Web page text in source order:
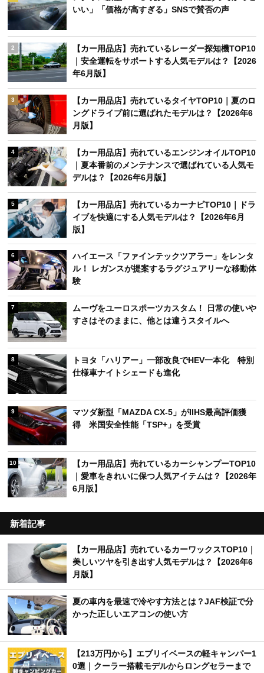
いい」「価格が高すぎる」SNSで賛否の声
2
【カー用品店】売れているレーダー探知機TOP10
｜安全運転をサポートする人気モデルは？【2026
年6月版】
3
【カー用品店】売れているタイヤTOP10｜夏のロ
ングドライブ前に選ばれたモデルは？【2026年6
月版】
4
【カー用品店】売れているエンジンオイルTOP10
｜夏本番前のメンテナンスで選ばれている人気モ
デルは？【2026年6月版】
5
【カー用品店】売れているカーナビTOP10｜ドラ
イブを快適にする人気モデルは？【2026年6月
版】
6
ハイエース「ファインテックツアラー」をレンタ
ル！ レガンスが提案するラグジュアリーな移動体
験
7
ムーヴをユーロスポーツカスタム！ 日常の使いや
すさはそのままに、他とは違うスタイルへ
8
トヨタ「ハリアー」一部改良でHEV一本化 特別
仕様車ナイトシェードも進化
9
マツダ新型「MAZDA CX-5」がIIHS最高評価獲
得 米国安全性能「TSP+」を受賞
10
【カー用品店】売れているカーシャンプーTOP10
｜愛車をきれいに保つ人気アイテムは？【2026年
6月版】
新着記事
【カー用品店】売れているカーワックスTOP10｜
美しいツヤを引き出す人気モデルは？【2026年6
月版】
夏の車内を最速で冷やす方法とは？JAF検証で分
かった正しいエアコンの使い方
【213万円から】エブリイベースの軽キャンパー1
0選｜クーラー搭載モデルからロングセラーまで